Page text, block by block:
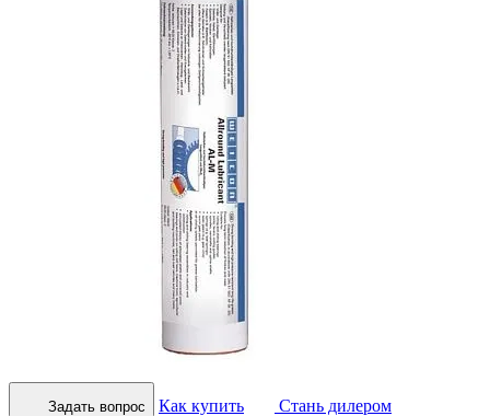
Задать вопрос Как купить
Стань дилером